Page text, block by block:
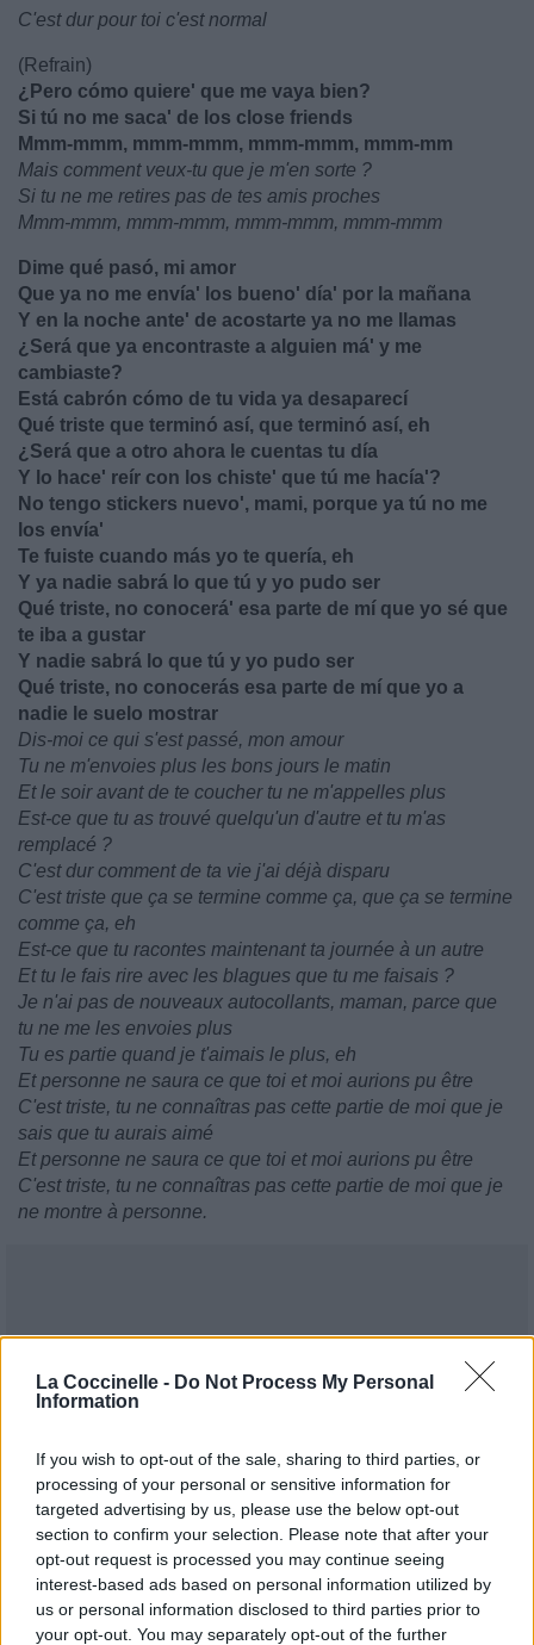
La Coccinelle - Do Not Process My Personal
Information
If you wish to opt-out of the sale, sharing to third parties, or
processing of your personal or sensitive information for
targeted advertising by us, please use the below opt-out
section to confirm your selection. Please note that after your
opt-out request is processed you may continue seeing
interest-based ads based on personal information utilized by
us or personal information disclosed to third parties prior to
your opt-out. You may separately opt-out of the further
C'est dur pour toi c'est normal
(Refrain)
¿Pero cómo quiere' que me vaya bien?
Si tú no me saca' de los close friends
Mmm-mmm, mmm-mmm, mmm-mmm, mmm-mm
Mais comment veux-tu que je m'en sorte ?
Si tu ne me retires pas de tes amis proches
Mmm-mmm, mmm-mmm, mmm-mmm, mmm-mmm
Dime qué pasó, mi amor
Que ya no me envía' los bueno' día' por la mañana
Y en la noche ante' de acostarte ya no me llamas
¿Será que ya encontraste a alguien má' y me
cambiaste?
Está cabrón cómo de tu vida ya desaparecí
Qué triste que terminó así, que terminó así, eh
¿Será que a otro ahora le cuentas tu día
Y lo hace' reír con los chiste' que tú me hacía'?
No tengo stickers nuevo', mami, porque ya tú no me
los envía'
Te fuiste cuando más yo te quería, eh
Y ya nadie sabrá lo que tú y yo pudo ser
Qué triste, no conocerá' esa parte de mí que yo sé que
te iba a gustar
Y nadie sabrá lo que tú y yo pudo ser
Qué triste, no conocerás esa parte de mí que yo a
nadie le suelo mostrar
Dis-moi ce qui s'est passé, mon amour
Tu ne m'envoies plus les bons jours le matin
Et le soir avant de te coucher tu ne m'appelles plus
Est-ce que tu as trouvé quelqu'un d'autre et tu m'as
remplacé ?
C'est dur comment de ta vie j'ai déjà disparu
C'est triste que ça se termine comme ça, que ça se termine
comme ça, eh
Est-ce que tu racontes maintenant ta journée à un autre
Et tu le fais rire avec les blagues que tu me faisais ?
Je n'ai pas de nouveaux autocollants, maman, parce que
tu ne me les envoies plus
Tu es partie quand je t'aimais le plus, eh
Et personne ne saura ce que toi et moi aurions pu être
C'est triste, tu ne connaîtras pas cette partie de moi que je
sais que tu aurais aimé
Et personne ne saura ce que toi et moi aurions pu être
C'est triste, tu ne connaîtras pas cette partie de moi que je
ne montre à personne.